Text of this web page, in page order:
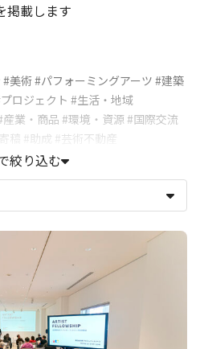
掲載します
#美術#パフォーミングアーツ #建築
ロジェクト #生活・地域
産業・商品 #環境・資源 #国際交流
稿 #助成 #芸術不動産
#WBY#横浜美術館
浜赤レンガ倉庫1号館
ラリー
#トリエンナーレ
YPAM#BankART1929
マネジメントセンター
絞り込む